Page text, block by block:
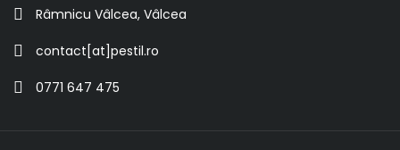
Râmnicu Vâlcea, Vâlcea
contact[at]pestil.ro
0771 647 475